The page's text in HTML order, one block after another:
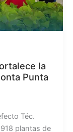
la
Punta
Téc.
plantas de